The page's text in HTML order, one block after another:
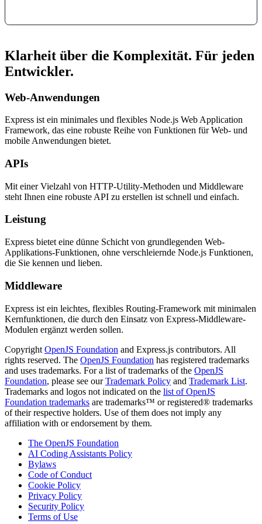
Klarheit über die Komplexität. Für jeden
Entwickler.
Web-Anwendungen
Express ist ein minimales und flexibles Node.js Web Application
Framework, das eine robuste Reihe von Funktionen für Web- und
mobile Anwendungen bietet.
APIs
Mit einer Vielzahl von HTTP-Utility-Methoden und Middleware
steht Ihnen eine robuste API zu erstellen ist schnell und einfach.
Leistung
Express bietet eine dünne Schicht von grundlegenden Web-
Applikations-Funktionen, ohne verschleiernde Node.js Funktionen,
die Sie kennen und lieben.
Middleware
Express ist ein leichtes, flexibles Routing-Framework mit minimalen
Kernfunktionen, die durch den Einsatz von Express-Middleware-
Modulen ergänzt werden sollen.
Copyright OpenJS Foundation and Express.js contributors. All
rights reserved. The OpenJS Foundation has registered trademarks
and uses trademarks. For a list of trademarks of the OpenJS
Foundation, please see ourTrademark Policy and Trademark List.
Trademarks and logos not indicated on the list of OpenJS
Foundation trademarks are trademarks™ or registered® trademarks
of their respective holders. Use of them does not imply any
affiliation with or endorsement by them.
The OpenJS Foundation
AI Coding Assistants Policy
Bylaws
Code of Conduct
Cookie Policy
Privacy Policy
Security Policy
Terms of Use